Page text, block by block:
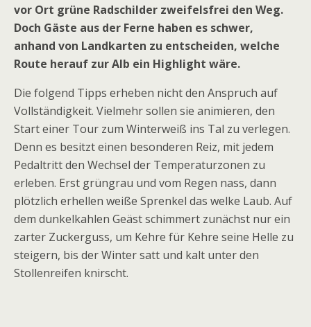
vor Ort grüne Radschilder zweifelsfrei den Weg.
Doch Gäste aus der Ferne haben es schwer,
anhand von Landkarten zu entscheiden, welche
Route herauf zur Alb ein Highlight wäre.
Die folgend Tipps erheben nicht den Anspruch auf
Vollständigkeit. Vielmehr sollen sie animieren, den
Start einer Tour zum Winterweiß ins Tal zu verlegen.
Denn es besitzt einen besonderen Reiz, mit jedem
Pedaltritt den Wechsel der Temperaturzonen zu
erleben. Erst grüngrau und vom Regen nass, dann
plötzlich erhellen weiße Sprenkel das welke Laub. Auf
dem dunkelkahlen Geäst schimmert zunächst nur ein
zarter Zuckerguss, um Kehre für Kehre seine Helle zu
steigern, bis der Winter satt und kalt unter den
Stollenreifen knirscht.